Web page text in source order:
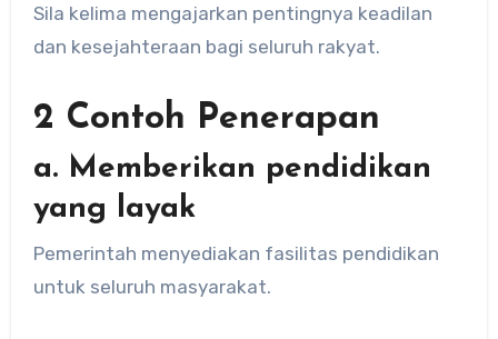
Sila kelima mengajarkan pentingnya keadilan
dan kesejahteraan bagi seluruh rakyat.
2 Contoh Penerapan
a. Memberikan pendidikan
yang layak
Pemerintah menyediakan fasilitas pendidikan
untuk seluruh masyarakat.